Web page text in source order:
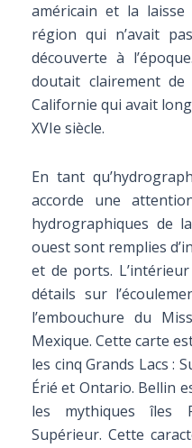
américain et la
région qui n’avait
découverte à
doutait clairement de
Californie qui avait
XVIe siècle.
En tant
accorde une
hydrographiques de
ouest sont remplies
et de ports.
détails sur
l’embouchure du
Mexique. Cette carte
les cinq Grands Lacs :
Érié et Ontario. Bellin
les mythiques îles
Supérieur. Cette